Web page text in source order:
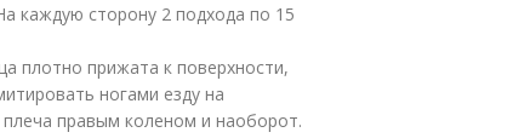
каждую сторону 2 подхода по 15
плотно прижата к поверхности,
ногами езду на
плеча правым коленом и наоборот.